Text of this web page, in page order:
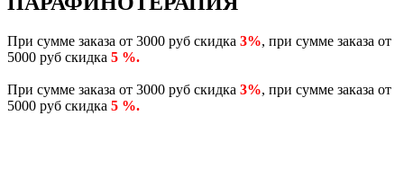
При сумме заказа от 3000 руб скидка 3%, при сумме заказа от
5000 руб скидка 5 %.
При сумме заказа от 3000 руб скидка 3%, при сумме заказа от
5000 руб скидка 5 %.